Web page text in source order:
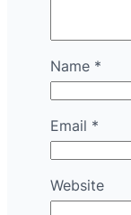
Name *
Email *
Website